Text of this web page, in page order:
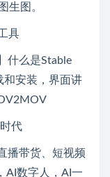
生图。
具
什么是Stable
和安装，界面讲
代
播带货、短视频
AI数字人，AI一